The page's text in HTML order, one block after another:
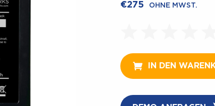
€275 OHNE MWST.
IN DEN